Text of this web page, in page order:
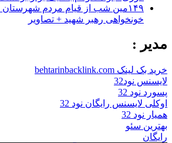
۱۴۹مین شب از قیام مردم
خونخواهی رهبر شهید + تصاویر
مدیر :
خرید بک لینک behtarinbacklink.com
لایسنس نود32
پسورد نود 32
اوکلی لایسنس رایگان نود 32
همیار نود 32
بهترین سئو
رایگان